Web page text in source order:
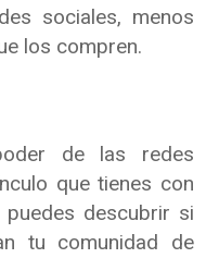
sociales, menos
los compren.
de las redes
que tienes con
descubrir si
tu comunidad de